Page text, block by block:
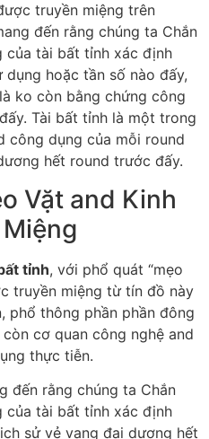
truyền miệng trên
đến rằng chúng ta Chắn
của tài bất tỉnh xác định
hoặc tần số nào đấy,
ko còn bằng chứng công
Tài bất tỉnh là một trong
công dụng của mỗi round
hết round trước đấy.
Vặt and Kinh
tỉnh, với phổ quát “mẹo
truyền miệng từ tín đồ này
phổ thông phần phần đông
cơ quan công nghệ and
thực tiễn.
đến rằng chúng ta Chắn
của tài bất tỉnh xác định
sử vẻ vang đại dương hết